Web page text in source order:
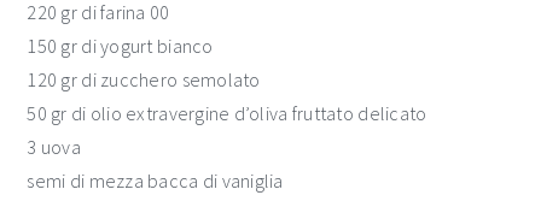
220 gr di farina 00
150 gr di yogurt bianco
120 gr di zucchero semolato
50 gr di olio extravergine d’oliva fruttato delicato
3 uova
semi di mezza bacca di vaniglia